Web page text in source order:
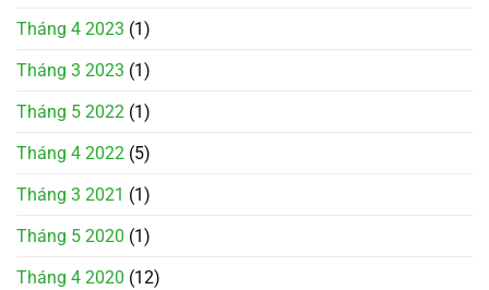
Tháng 4 2023 (1)
Tháng 3 2023 (1)
Tháng 5 2022 (1)
Tháng 4 2022 (5)
Tháng 3 2021 (1)
Tháng 5 2020 (1)
Tháng 4 2020 (12)